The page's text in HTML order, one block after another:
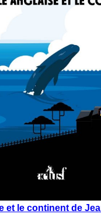
et le continent de